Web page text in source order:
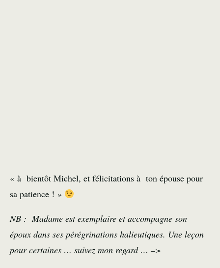
« à bientôt Michel, et félicitations à ton épouse pour
sa patience ! »
NB : Madame est exemplaire et accompagne son
époux dans ses pérégrinations halieutiques. Une leçon
pour certaines … suivez mon regard … –>